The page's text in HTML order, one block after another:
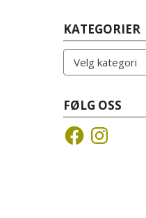
KATEGORIER
Kategorier
FØLG OSS
FacebookInstagram